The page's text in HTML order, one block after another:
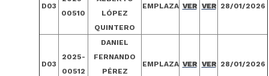
D03
00510
LÓPEZ
QUINTERO
EMPLAZA VER VER 28/01/2026
D03
2025-
00512
DANIEL
FERNANDO
PÉREZ
EMPLAZA VER VER 28/01/2026